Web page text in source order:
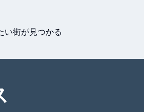
い街が見つかる